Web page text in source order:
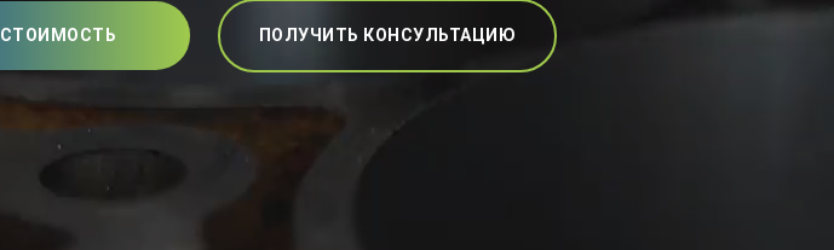
ПОЛУЧИТЬ КОНСУЛЬТАЦИЮ